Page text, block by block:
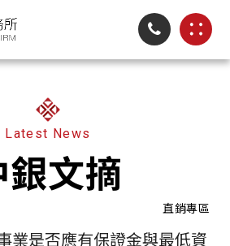
Latest News
銀文摘
直銷專區
業是否應有保證金與最低資